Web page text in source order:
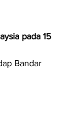
pada 15
Bandar